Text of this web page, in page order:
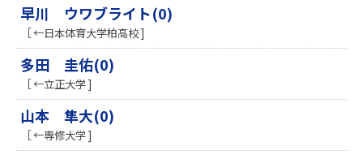
早川 ウワブライト(0)
［ ←日本体育大学柏高校 ]
多田 圭佑(0)
［ ←立正大学 ]
山本 隼大(0)
［ ←専修大学 ]